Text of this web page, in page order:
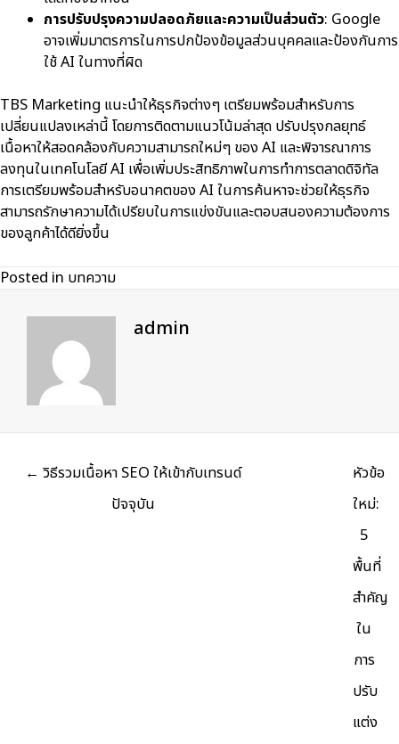
การปรับปรุงความปลอดภัยและความเป็นส่วนตัว: Google
อาจเพิ่มมาตรการในการปกป้องข้อมูลส่วนบุคคลและป้องกันการ
ใช้ AI ในทางที่ผิด
TBS Marketing แนะนำให้ธุรกิจต่างๆ เตรียมพร้อมสำหรับการ
เปลี่ยนแปลงเหล่านี้ โดยการติดตามแนวโน้มล่าสุด ปรับปรุงกลยุทธ์
เนื้อหาให้สอดคล้องกับความสามารถใหม่ๆ ของ AI และพิจารณาการ
ลงทุนในเทคโนโลยี AI เพื่อเพิ่มประสิทธิภาพในการทำการตลาดดิจิทัล
การเตรียมพร้อมสำหรับอนาคตของ AI ในการค้นหาจะช่วยให้ธุรกิจ
สามารถรักษาความได้เปรียบในการแข่งขันและตอบสนองความต้องการ
ของลูกค้าได้ดียิ่งขึ้น
Posted in บทความ
admin
← วิธีรวมเนื้อหา SEO ให้เข้ากับเทรนด์
ปัจจุบัน
หัวข้อ
ใหม่:
5
พื้นที่
สำคัญ
ใน
การ
ปรับ
แต่ง